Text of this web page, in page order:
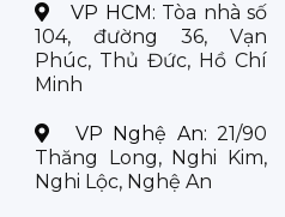
VP HCM: Tòa nhà số
104, đường 36, Vạn
Phúc, Thủ Đức, Hồ Chí
Minh
VP Nghệ An: 21/90
Thăng Long, Nghi Kim,
Nghi Lộc, Nghệ An